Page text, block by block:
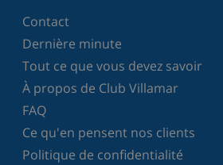
Contact
Dernière minute
Tout ce que vous devez savoir
À propos de Club Villamar
FAQ
Ce qu'en pensent nos clients
Politique de confidentialité